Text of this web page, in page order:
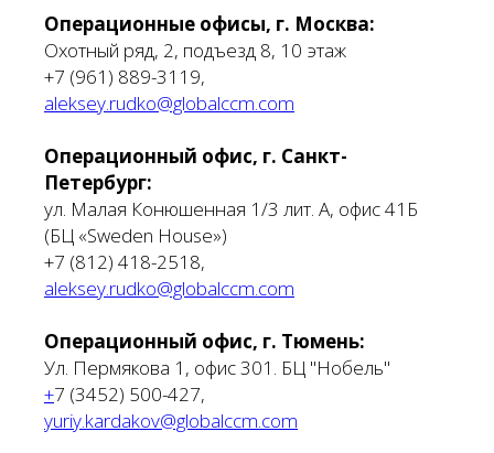
Операционные офисы, г. Москва:
Охотный ряд, 2, подъезд 8, 10 этаж
+7 (961) 889-3119,
aleksey.rudko@globalccm.com
Операционный офис, г. Санкт-
Петербург:
ул. Малая Конюшенная 1/3 лит. А, офис 41Б
(БЦ «Sweden House»)
+7 (812) 418-2518,
aleksey.rudko@globalccm.com
Операционный офис, г. Тюмень:
Ул. Пермякова 1, офис 301. БЦ "Нобель"
+7 (3452) 500-427,
yuriy.kardakov@globalccm.com